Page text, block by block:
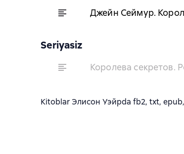
Джейн Сеймур.
Seriyasiz
Королева секретов.
Kitoblar Элисон Уэйрda fb2, txt,